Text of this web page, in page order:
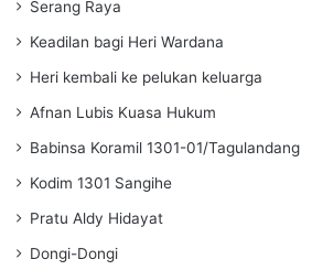
Serang Raya
Keadilan bagi Heri Wardana
Heri kembali ke pelukan keluarga
Afnan Lubis Kuasa Hukum
Babinsa Koramil 1301-01/Tagulandang
Kodim 1301 Sangihe
Pratu Aldy Hidayat
Dongi-Dongi